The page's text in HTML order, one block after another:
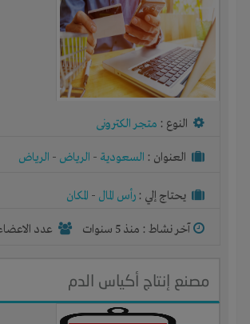
النوع : متجر الكترونى
العنوان : السعودية - الرياض - الرياض
يحتاج إلي : رأس المال - المكان
آخر نشاط : منذ 5 سنوات عدد الاعضاء : 1
مصنع إنتاج أكياس الدم